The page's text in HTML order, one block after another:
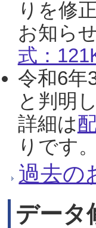
りを修
お知ら
式：
令和6年
と判明
詳細は
りです
過去の
データ